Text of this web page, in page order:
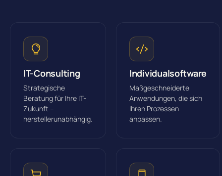
IT-Consulting
Strategische
Beratung für Ihre IT-
Zukunft –
herstellerunabhängig.
Individualsoftware
Maßgeschneiderte
Anwendungen, die sich
Ihren Prozessen
anpassen.